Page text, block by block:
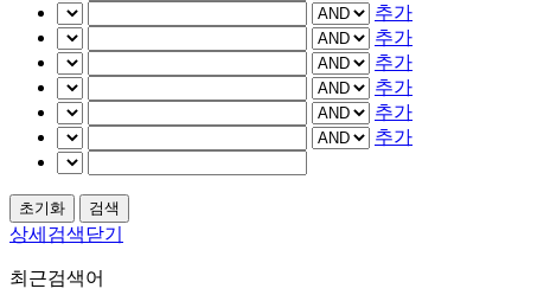
추가
추가
추가
추가
추가
추가
상세검색닫기
최근검색어